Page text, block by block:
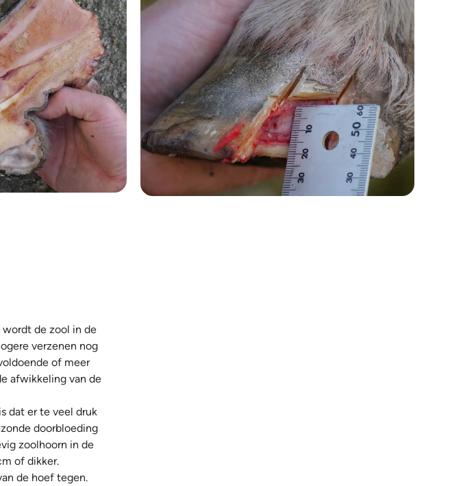
wordt de zool in de
verzenen nog
of meer
afwikkeling van de
dat er te veel druk
doorbloeding
zoolhoorn in de
of dikker.
de hoef tegen.